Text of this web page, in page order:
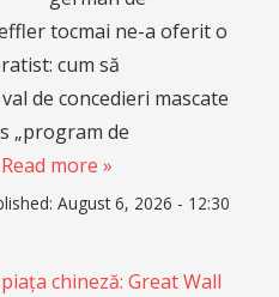
tocmai ne-a oferit o
cum să
de concedieri mascate
„program de
Read more »
August 6, 2026 - 12:30
chineză: Great Wall